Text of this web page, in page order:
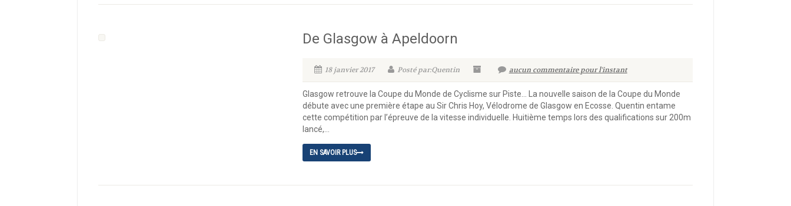
De Glasgow à Apeldoorn
18 janvier 2017 Posté par:Quentin aucun commentaire pour l'instant
Glasgow retrouve la Coupe du Monde de Cyclisme sur Piste… La nouvelle saison de la Coupe du Monde
débute avec une première étape au Sir Chris Hoy, Vélodrome de Glasgow en Ecosse. Quentin entame
cette compétition par l’épreuve de la vitesse individuelle. Huitième temps lors des qualifications sur 200m
lancé,...
EN SAVOIR PLUS